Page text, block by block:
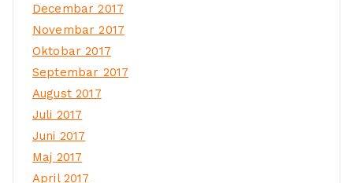
Decembar 2017
Novembar 2017
Oktobar 2017
Septembar 2017
August 2017
Juli 2017
Juni 2017
Maj 2017
April 2017